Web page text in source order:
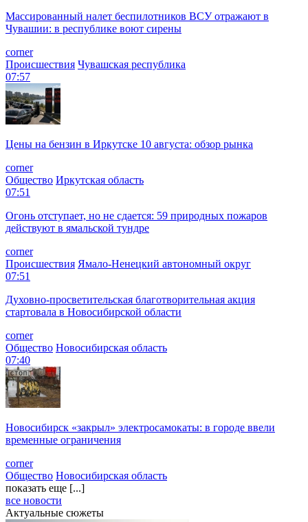
Массированный налет беспилотников ВСУ отражают в
Чувашии: в республике воют сирены
corner
Происшествия Чувашская республика
07:57
Цены на бензин в Иркутске 10 августа: обзор рынка
corner
Общество Иркутская область
07:51
Огонь отступает, но не сдается: 59 природных пожаров
действуют в ямальской тундре
corner
Происшествия Ямало-Ненецкий автономный округ
07:51
Духовно-просветительская благотворительная акция
стартовала в Новосибирской области
corner
Общество Новосибирская область
07:40
Новосибирск «закрыл» электросамокаты: в городе ввели
временные ограничения
corner
Общество Новосибирская область
показать еще [...]
все новости
Актуальные сюжеты